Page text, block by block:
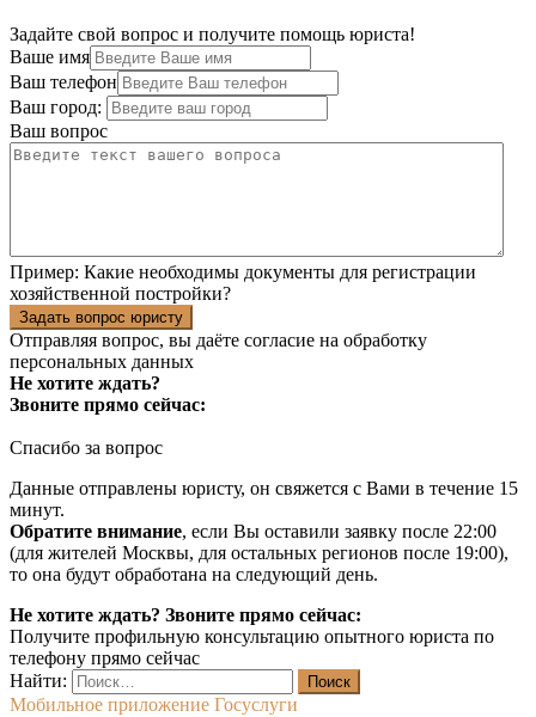
Задайте свой вопрос и получите помощь юриста!
Ваше имя
Ваш телефон
Ваш город:
Ваш вопрос
Пример: Какие необходимы документы для регистрации
хозяйственной постройки?
Задать вопрос юристу
Отправляя вопрос, вы даёте согласие на обработку
персональных данных
Не хотите ждать?
Звоните прямо сейчас:
Спасибо за вопрос
Данные отправлены юристу, он свяжется с Вами в течение 15
минут.
Обратите внимание, если Вы оставили заявку после 22:00
(для жителей Москвы, для остальных регионов после 19:00),
то она будут обработана на следующий день.
Не хотите ждать? Звоните прямо сейчас:
Получите профильную консультацию опытного юриста по
телефону прямо сейчас
Найти:
Мобильное приложение Госуслуги